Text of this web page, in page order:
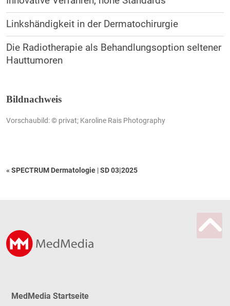
Linkshändigkeit in der Dermatochirurgie
Die Radiotherapie als Behandlungsoption seltener
Hauttumoren
Bildnachweis
Vorschaubild: © privat; Karoline Rais Photography
« SPECTRUM Dermatologie |SD 03|2025
MedMedia Startseite